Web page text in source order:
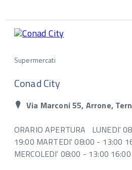
Supermercati
Conad City
Via Marconi 55, Arrone,
ORARIO APERTURA LUNEDI'
19:00 MARTEDI' 08:00 - 13:00
MERCOLEDI' 08:00 - 13:00